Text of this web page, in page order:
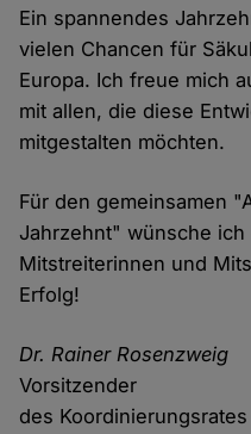
Ein spannendes
vielen Chancen für
Europa. Ich freue mich
mit allen, die diese
mitgestalten möchten.
Für den gemeinsamen
Jahrzehnt" wünsche
Mitstreiterinnen und
Erfolg!
Dr. Rainer Rosenzweig
Vorsitzender
des